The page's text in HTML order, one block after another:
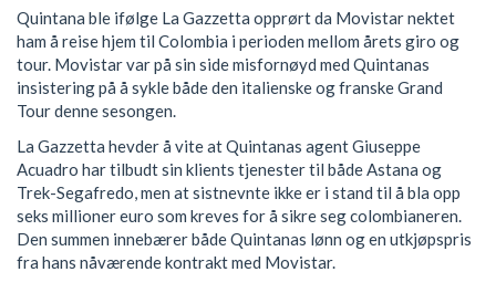
Quintana ble ifølge La Gazzetta opprørt da Movistar nektet
ham å reise hjem til Colombia i perioden mellom årets giro og
tour. Movistar var på sin side misfornøyd med Quintanas
insistering på å sykle både den italienske og franske Grand
Tour denne sesongen.
La Gazzetta hevder å vite at Quintanas agent Giuseppe
Acuadro har tilbudt sin klients tjenester til både Astana og
Trek-Segafredo, men at sistnevnte ikke er i stand til å bla opp
seks millioner euro som kreves for å sikre seg colombianeren.
Den summen innebærer både Quintanas lønn og en utkjøpspris
fra hans nåværende kontrakt med Movistar.